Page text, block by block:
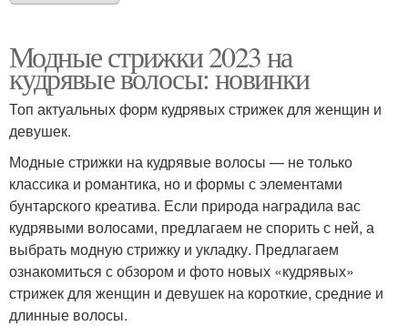
Модные стрижки 2023 на
кудрявые волосы: новинки
Топ актуальных форм кудрявых стрижек для женщин и
девушек.
Модные стрижки на кудрявые волосы — не только
классика и романтика, но и формы с элементами
бунтарского креатива. Если природа наградила вас
кудрявыми волосами, предлагаем не спорить с ней, а
выбрать модную стрижку и укладку.⁣⁣ Предлагаем
ознакомиться с обзором и фото новых «кудрявых»
стрижек для женщин и девушек на короткие, средние и
длинные волосы.